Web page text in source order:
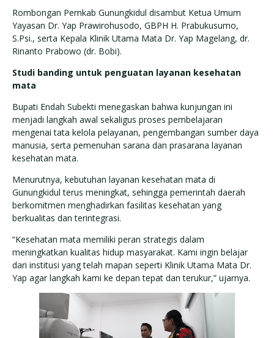
Rombongan Pemkab Gunungkidul disambut Ketua Umum
Yayasan Dr. Yap Prawirohusodo, GBPH H. Prabukusumo,
S.Psi., serta Kepala Klinik Utama Mata Dr. Yap Magelang, dr.
Rinanto Prabowo (dr. Bobi).
Studi banding untuk penguatan layanan kesehatan
mata
Bupati Endah Subekti menegaskan bahwa kunjungan ini
menjadi langkah awal sekaligus proses pembelajaran
mengenai tata kelola pelayanan, pengembangan sumber daya
manusia, serta pemenuhan sarana dan prasarana layanan
kesehatan mata.
Menurutnya, kebutuhan layanan kesehatan mata di
Gunungkidul terus meningkat, sehingga pemerintah daerah
berkomitmen menghadirkan fasilitas kesehatan yang
berkualitas dan terintegrasi.
“Kesehatan mata memiliki peran strategis dalam
meningkatkan kualitas hidup masyarakat. Kami ingin belajar
dari institusi yang telah mapan seperti Klinik Utama Mata Dr.
Yap agar langkah kami ke depan tepat dan terukur,” ujarnya.